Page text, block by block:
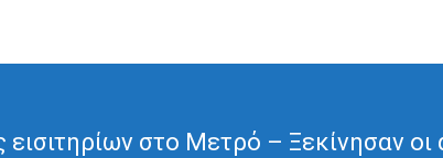
στο Μετρό – Ξεκίνησαν οι